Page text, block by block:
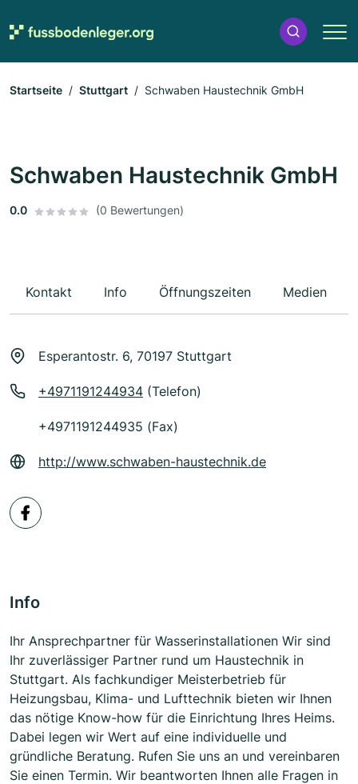
Startseite Stuttgart Schwaben Haustechnik GmbH
Schwaben Haustechnik GmbH
0.0 (0 Bewertungen)
Kontakt Info Öffnungszeiten Medien
Esperantostr. 6, 70197 Stuttgart
+4971191244934 (Telefon)
+4971191244935 (Fax)
http://www.schwaben-haustechnik.de
Info
Ihr Ansprechpartner für Wasserinstallationen Wir sind
Ihr zuverlässiger Partner rund um Haustechnik in
Stuttgart. Als fachkundiger Meisterbetrieb für
Heizungsbau, Klima- und Lufttechnik bieten wir Ihnen
das nötige Know-how für die Einrichtung Ihres Heims.
Dabei legen wir Wert auf eine individuelle und
gründliche Beratung. Rufen Sie uns an und vereinbaren
Sie einen Termin. Wir beantworten Ihnen alle Fragen in